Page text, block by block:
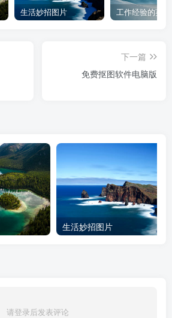
生活妙招图片 工作经验的英
下一篇
免费抠图软件电脑版
生活妙招图片
请登录后发表评论